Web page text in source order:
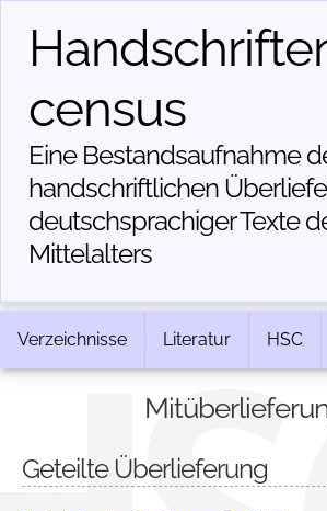
census
Eine Bestandsaufnahme
handschriftlichen
deutschsprachiger Texte
Mittelalters
Verzeichnisse Literatur HSC
Geteilte Überlieferung